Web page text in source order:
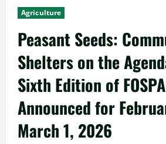
c
i
p
a
Agriculture
Peasant Seeds:
Shelters on the
Sixth Edition of
Announced for
March 1, 2026